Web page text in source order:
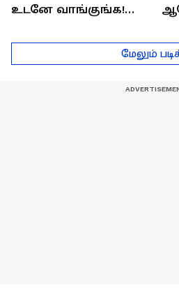
உடனே வாங்குங்க!
ஆலோசகர் நாகப்பன்
சொன்ன அட்வைஸ்!
of
மேலும்